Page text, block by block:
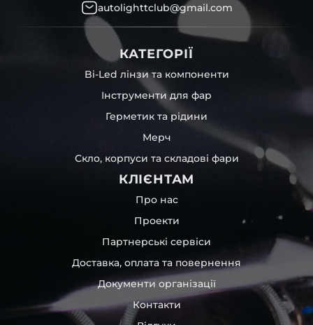
autolighttclub@gmail.com
КАТЕГОРІЇ
Bi-Led лінзи та компоненти
Інструменти для фар
Герметик та рідини
Мерч
Скло, корпуси та складові фари
КЛІЄНТАМ
Про нас
Проекти
Партнерські сервіси
Доставка, оплата та повернення
Документи організації
Контакти